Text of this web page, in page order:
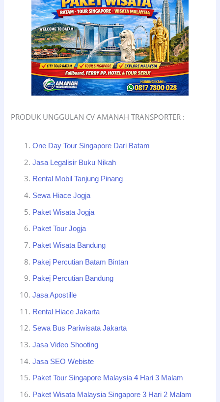
PRODUK UNGGULAN CV AMANAH TRANSPORTER :
One Day Tour Singapore Dari Batam
Jasa Legalisir Buku Nikah
Rental Mobil Tanjung Pinang
Sewa Hiace Jogja
Paket Wisata Jogja
Paket Tour Jogja
Paket Wisata Bandung
Pakej Percutian Batam Bintan
Pakej Percutian Bandung
Jasa Apostille
Rental Hiace Jakarta
Sewa Bus Pariwisata Jakarta
Jasa Video Shooting
Jasa SEO Webiste
Paket Tour Singapore Malaysia 4 Hari 3 Malam
Paket Wisata Malaysia Singapore 3 Hari 2 Malam